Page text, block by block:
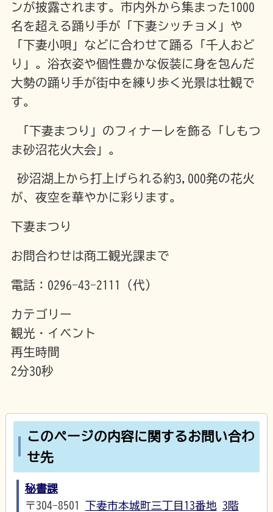
ンが披露されます。市内外から集まった1000
名を超える踊り手が「下妻シッチョメ」や
「下妻小唄」などに合わせて踊る「千人おど
り」。浴衣姿や個性豊かな仮装に身を包んだ
大勢の踊り手が街中を練り歩く光景は壮観で
す。
「下妻まつり」のフィナーレを飾る「しもつ
ま砂沼花火大会」。
砂沼湖上から打上げられる約3,000発の花火
が、夜空を華やかに彩ります。
下妻まつり
お問合わせは商工観光課まで
電話：0296-43-2111（代）
カテゴリー
観光・イベント
再生時間
2分30秒
このページの内容に関するお問い合わ
せ先
秘書課
〒304-8501 下妻市本城町三丁目13番地 3階